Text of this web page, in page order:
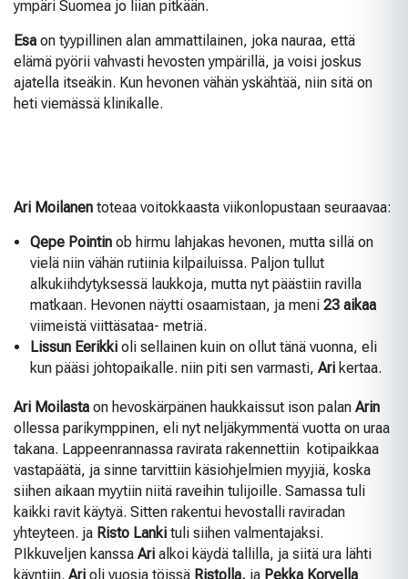
ympäri Suomea jo liian pitkään.
Esa on tyypillinen alan ammattilainen, joka nauraa, että
elämä pyörii vahvasti hevosten ympärillä, ja voisi joskus
ajatella itseäkin. Kun hevonen vähän yskähtää, niin sitä on
heti viemässä klinikalle.
Ari Moilanen toteaa voitokkaasta viikonlopustaan seuraavaa:
Qepe Pointin ob hirmu lahjakas hevonen, mutta sillä on
vielä niin vähän rutiinia kilpailuissa. Paljon tullut
alkukiihdytyksessä laukkoja, mutta nyt päästiin ravilla
matkaan. Hevonen näytti osaamistaan, ja meni 23 aikaa
viimeistä viittäsataa- metriä.
Lissun Eerikki oli sellainen kuin on ollut tänä vuonna, eli
kun pääsi johtopaikalle. niin piti sen varmasti, Ari kertaa.
Ari Moilasta on hevoskärpänen haukkaissut ison palan Arin
ollessa parikymppinen, eli nyt neljäkymmentä vuotta on uraa
takana. Lappeenrannassa ravirata rakennettiin kotipaikkaa
vastapäätä, ja sinne tarvittiin käsiohjelmien myyjiä, koska
siihen aikaan myytiin niitä raveihin tulijoille. Samassa tuli
kaikki ravit käytyä. Sitten rakentui hevostalli raviradan
yhteyteen. ja Risto Lanki tuli siihen valmentajaksi.
PIkkuveljen kanssa Ari alkoi käydä tallilla, ja siitä ura lähti
käyntiin. Ari oli vuosia töissä Ristolla, ja Pekka Korvella